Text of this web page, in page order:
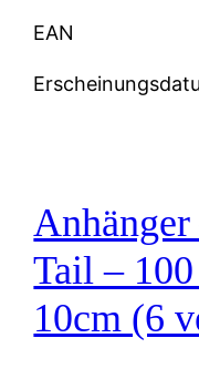
EAN
Tail –
10cm (6